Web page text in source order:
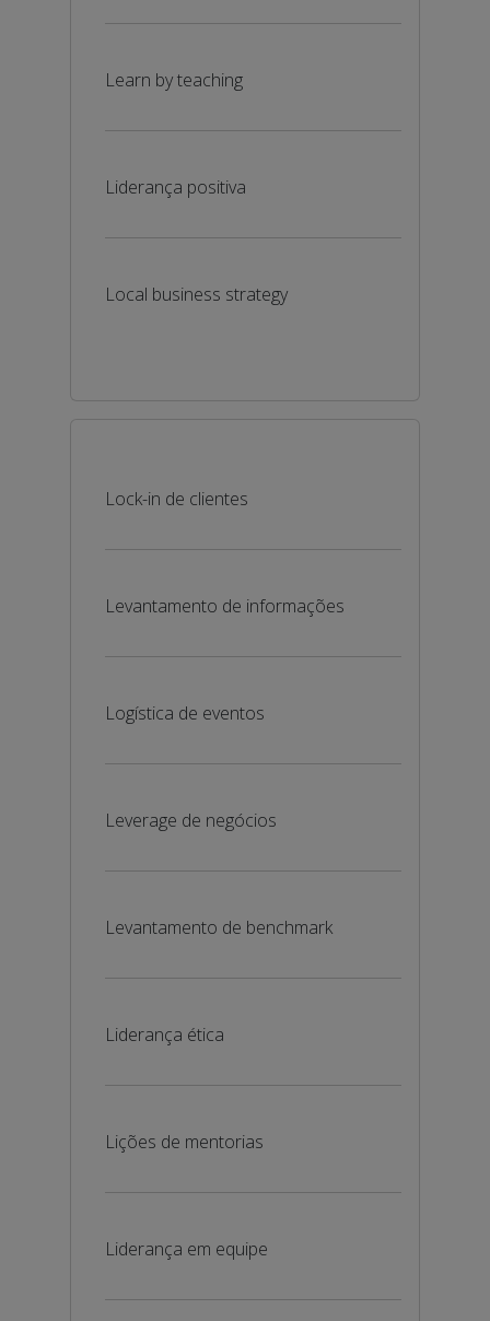
Learn by teaching
Liderança positiva
Local business strategy
Lock-in de clientes
Levantamento de informações
Logística de eventos
Leverage de negócios
Levantamento de benchmark
Liderança ética
Lições de mentorias
Liderança em equipe